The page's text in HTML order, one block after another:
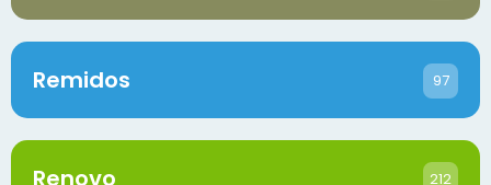
Remidos 97
Renovo 212